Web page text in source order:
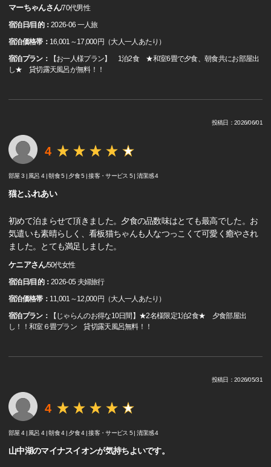
マーちゃんさん/70代男性
宿泊日/目的：2026-06 一人旅
宿泊価格帯： 16,001～17,000円（大人一人あたり）
宿泊プラン：
【お一人様プラン】 1泊2食 ★和室6畳で夕食、朝食共にお部屋出
し★ 貸切露天風呂が無料！！
投稿日：2026/06/01
4
部屋 3 | 風呂 4 |朝食 5 | 夕食 5 |接客・サービス 5 |清潔感 4
猫とふれあい
初めて泊まらせて頂きました。夕食の品数味はとても最高でした。お
気遣いも素晴らしく、看板猫ちゃんも人なつっこくて可愛く癒やされ
ました。とても満足しました。
ケニアさん/50代女性
宿泊日/目的：2026-05 夫婦旅行
宿泊価格帯： 11,001～12,000円（大人一人あたり）
宿泊プラン：
【じゃらんのお得な10日間】★2名様限定1泊2食★ 夕食部屋出
し！！和室６畳プラン 貸切露天風呂無料！！
投稿日：2026/05/31
4
部屋 4 | 風呂 4 |朝食 4 | 夕食 4 |接客・サービス 5 |清潔感 4
山中湖のマイナスイオンが気持ちよいです。